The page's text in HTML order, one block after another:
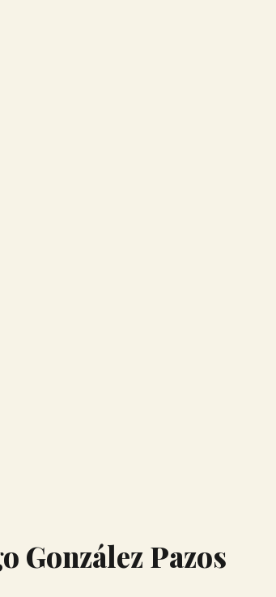
González Pazos